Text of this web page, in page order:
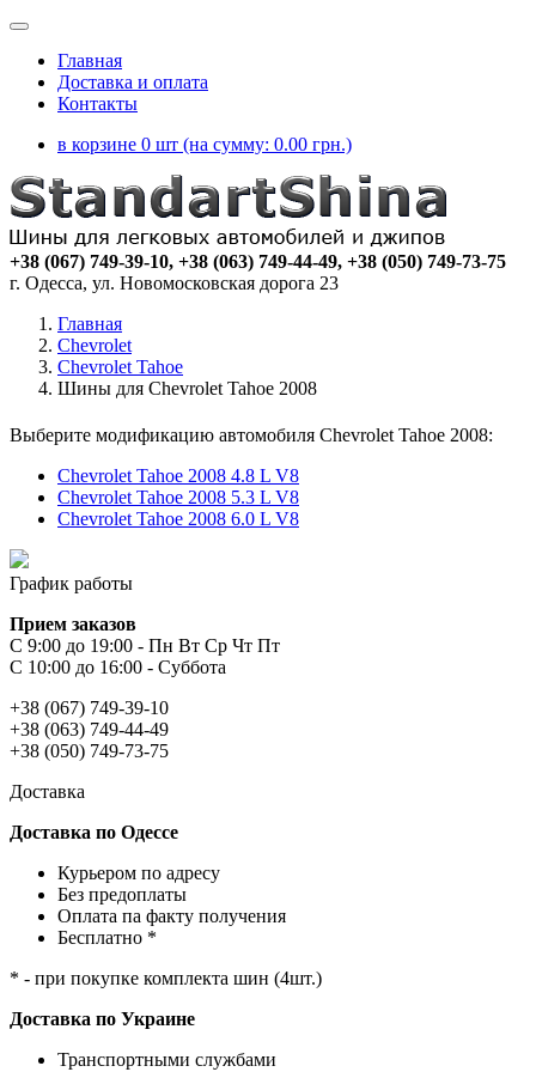
Главная
Доставка и оплата
Контакты
в корзине 0 шт (на сумму: 0.00 грн.)
+38 (067) 749-39-10, +38 (063) 749-44-49, +38 (050) 749-73-75
г. Одесса, ул. Новомосковская дорога 23
Главная
Chevrolet
Chevrolet Tahoe
Шины для Chevrolet Tahoe 2008
Выберите модификацию автомобиля Chevrolet Tahoe 2008:
Chevrolet Tahoe 2008 4.8 L V8
Chevrolet Tahoe 2008 5.3 L V8
Chevrolet Tahoe 2008 6.0 L V8
График работы
Прием заказов
С 9:00 до 19:00 - Пн Вт Ср Чт Пт
С 10:00 до 16:00 - Суббота
+38 (067) 749-39-10
+38 (063) 749-44-49
+38 (050) 749-73-75
Доставка
Доставка по Одессе
Курьером по адресу
Без предоплаты
Оплата па факту получения
Бесплатно *
* - при покупке комплекта шин (4шт.)
Доставка по Украине
Транспортными службами